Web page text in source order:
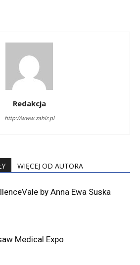
Redakcja
http://www.zahir.pl
WIĘCEJ OD AUTORA
by Anna Ewa Suska
Medical Expo